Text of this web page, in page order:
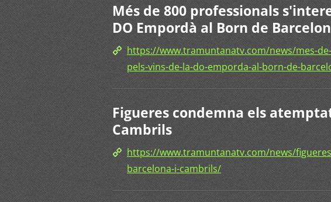
Més de 800 professionals
DO Empordà al Born de
https://www.tramuntanatv.com/news/mes-
pels-vins-de-la-do-emporda-al-born-de-
Figueres condemna els
Cambrils
https://www.tramuntanatv.com/news/
barcelona-i-cambrils/